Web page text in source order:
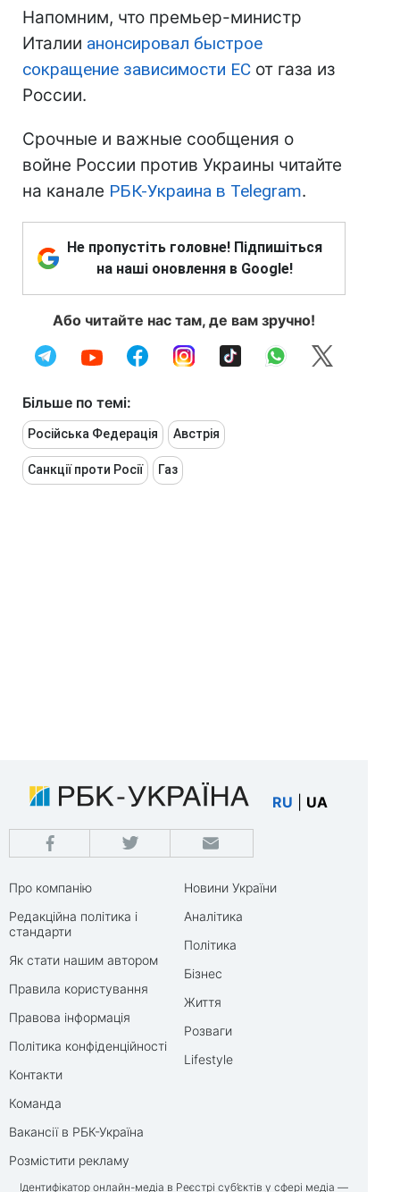
Напомним, что премьер-министр
Италии анонсировал быстрое
сокращение зависимости ЕС от газа из
России.
Срочные и важные сообщения о
войне России против Украины читайте
на канале РБК-Украина в Telegram.
Не пропустіть головне! Підпишіться
на наші оновлення в Google!
Або читайте нас там, де вам зручно!
Більше по темі:
Російська Федерація Австрія
Санкції проти Росії Газ
RU UA
Про компанію
Редакційна політика і
стандарти
Як стати нашим автором
Правила користування
Правова інформація
Політика конфіденційності
Контакти
Команда
Вакансії в РБК-Україна
Розмістити рекламу
Новини України
Аналітика
Політика
Бізнес
Життя
Розваги
Lifestyle
Ідентифікатор онлайн-медіа в Реєстрі суб’єктів у сфері медіа —